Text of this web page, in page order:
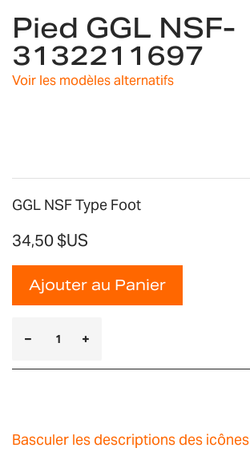
to
the
beginning
of
the
Pied GGL NSF-
3132211697
Voir les modèles alternatifs
GGL NSF Type Foot
34,50 $US
Ajouter au Panier
Basculer les descriptions des icônes